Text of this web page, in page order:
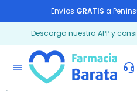
Envíos GRATIS a
Descarga nuestra APP y
menu